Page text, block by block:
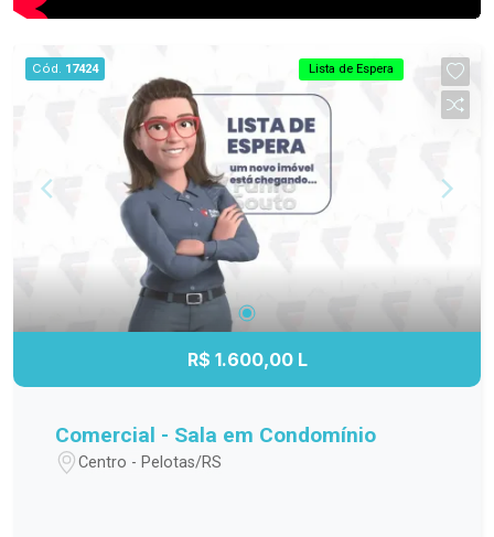
Lista de Espera
Cód. 17424
R$ 1.600,00 L
Comercial - Sala em Condomínio
Centro - Pelotas/RS